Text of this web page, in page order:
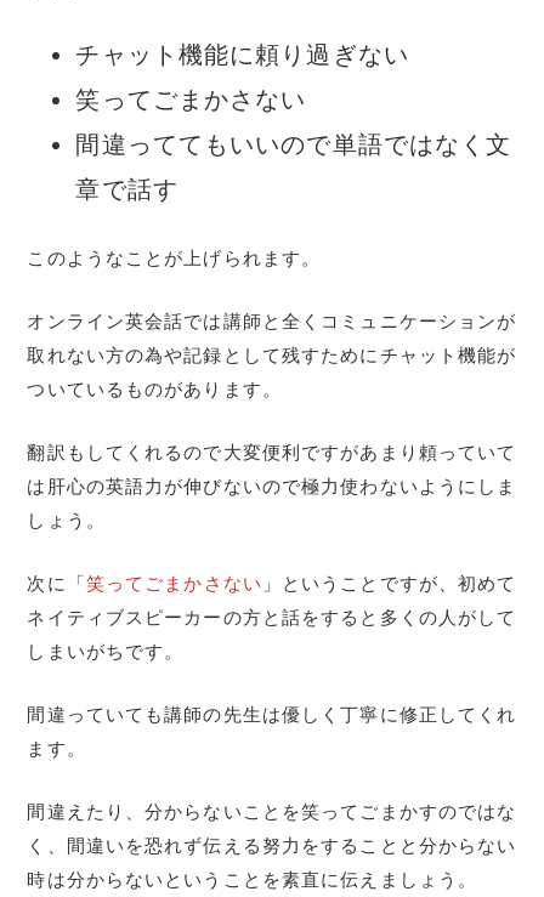
チャット機能に頼り過ぎない
笑ってごまかさない
間違っててもいいので単語ではなく文
章で話す
このようなことが上げられます。
オンライン英会話では講師と全くコミュニケーションが
取れない方の為や記録として残すためにチャット機能が
ついているものがあります。
翻訳もしてくれるので大変便利ですがあまり頼っていて
は肝心の英語力が伸びないので極力使わないようにしま
しょう。
次に「笑ってごまかさない 」ということですが、初めて
ネイティブスピーカーの方と話をすると多くの人がして
しまいがちです。
間違っていても講師の先生は優しく丁寧に修正してくれ
ます。
間違えたり、分からないことを笑ってごまかすのではな
く、間違いを恐れず伝える努力をすることと分からない
時は分からないということを素直に伝えましょう。